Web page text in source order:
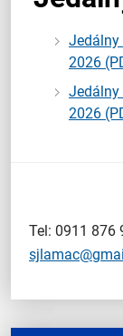
Jedálny
2026
Jedálny
2026
Tel: 0911 876